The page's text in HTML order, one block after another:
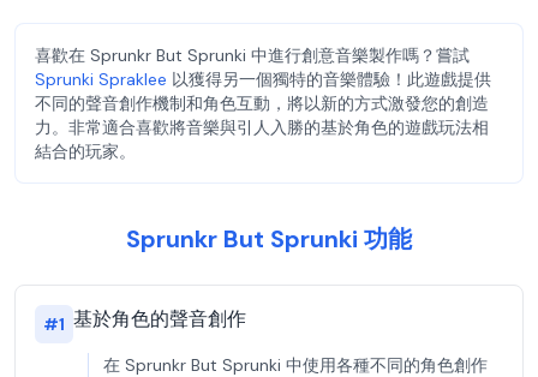
喜歡在 Sprunkr But Sprunki 中進行創意音樂製作嗎？嘗試
Sprunki Spraklee 以獲得另一個獨特的音樂體驗！此遊戲提供
不同的聲音創作機制和角色互動，將以新的方式激發您的創造
力。非常適合喜歡將音樂與引人入勝的基於角色的遊戲玩法相
結合的玩家。
Sprunkr But Sprunki 功能
#1 基於角色的聲音創作
在 Sprunkr But Sprunki 中使用各種不同的角色創作